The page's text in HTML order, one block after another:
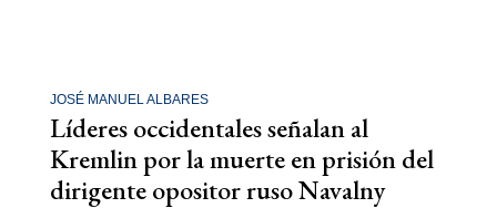
JOSÉ MANUEL ALBARES
Líderes occidentales señalan al
Kremlin por la muerte en prisión del
dirigente opositor ruso Navalny